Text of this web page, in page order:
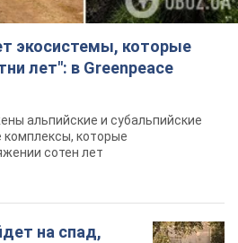
экосистемы, которые
лет": в Greenpeace
альпийские и субальпийские
комплексы, которые
сотен лет
на спад,